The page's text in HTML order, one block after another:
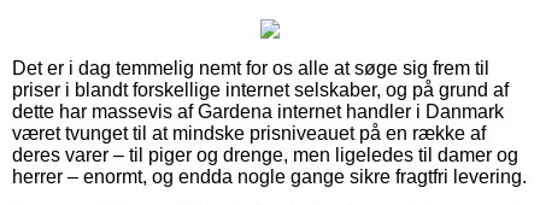
Det er i dag temmelig nemt for os alle at søge sig frem til
priser i blandt forskellige internet selskaber, og på grund af
dette har massevis af Gardena internet handler i Danmark
været tvunget til at mindske prisniveauet på en række af
deres varer – til piger og drenge, men ligeledes til damer og
herrer – enormt, og endda nogle gange sikre fragtfri levering.